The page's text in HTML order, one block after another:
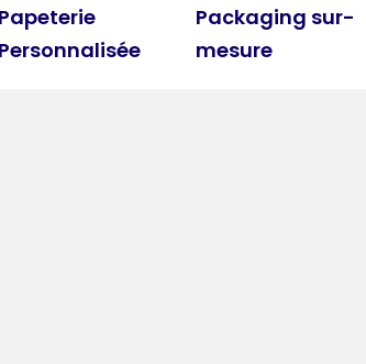
Packaging sur-
mesure